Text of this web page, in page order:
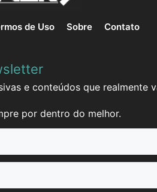
de Uso Sobre Contato
e conteúdos que realmente
por dentro do melhor.